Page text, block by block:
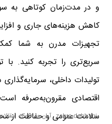
و در مدت‌زمان کوتاهی به
کاهش هزینه‌های جاری و
تجهیزات مدرن به شما
سریع‌تری را تجربه کنید. با
تولیدات داخلی، سرمایه‌گذاری
اقتصادی مقرون‌به‌صرفه
سلامت عمومی و حفاظت از
zahra dehbani آبان 10, 1403